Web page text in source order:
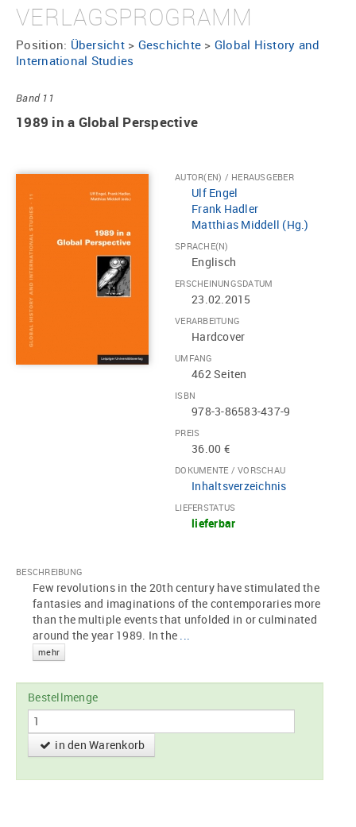
VERLAGSPROGRAMM
Position: Übersicht> Geschichte > Global History and
International Studies
Band 11
1989 in a Global Perspective
AUTOR(EN) / HERAUSGEBER
Ulf Engel
Frank Hadler
Matthias Middell (Hg.)
SPRACHE(N)
Englisch
ERSCHEINUNGSDATUM
23.02.2015
VERARBEITUNG
Hardcover
UMFANG
462 Seiten
ISBN
978-3-86583-437-9
PREIS
36.00 €
DOKUMENTE / VORSCHAU
Inhaltsverzeichnis
LIEFERSTATUS
lieferbar
BESCHREIBUNG
Few revolutions in the 20th century have stimulated the
fantasies and imaginations of the contemporaries more
than the multiple events that unfolded in or culminated
around the year 1989. In the ...
mehr
Bestellmenge
in den Warenkorb